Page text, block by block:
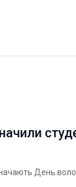
День